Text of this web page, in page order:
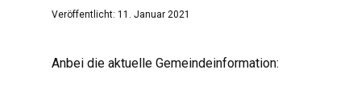
Veröffentlicht: 11. Januar 2021
Anbei die aktuelle Gemeindeinformation: